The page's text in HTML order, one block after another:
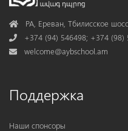
AddressРА, Ереван, Тбилисское
Phone+374 (94) 546498; +374 (98)
Mail
welcome@aybschool.am
Поддержка
Наши спонсоры